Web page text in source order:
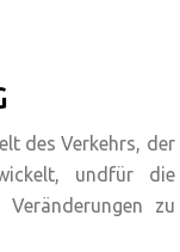
des Verkehrs, der
undfür die
zu